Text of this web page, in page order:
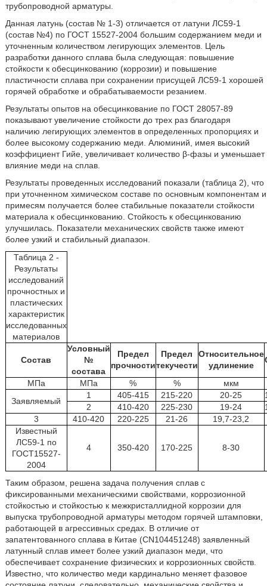
трубопроводной арматуры.
Данная латунь (состав № 1-3) отличается от латуни ЛС59-1
(состав №4) по ГОСТ 15527-2004 большим содержанием меди и
уточненным количеством легирующих элементов. Цель
разработки данного сплава была следующая: повышение
стойкости к обесцинкованию (коррозии) и повышение
пластичности сплава при сохранении присущей ЛС59-1 хорошей
горячей обработке и обрабатываемости резанием.
Результаты опытов на обесцинкование по ГОСТ 28057-89
показывают увеличение стойкости до трех раз благодаря
наличию легирующих элементов в определенных пропорциях и
более высокому содержанию меди. Алюминий, имея высокий
коэффициент Гийе, увеличивает количество β-фазы и уменьшает
влияние меди на сплав.
Результаты проведенных исследований показали (таблица 2), что
при уточненном химическом составе по основным компонентам и
примесям получается более стабильные показатели стойкости
материала к обесцинкованию. Стойкость к обесцинкованию
улучшилась. Показатели механических свойств также имеют
более узкий и стабильный диапазон.
Таблица 2 -
Результаты
исследований
прочностных и
пластических
характеристик
исследованных
материалов
Состав
Условный
№
состава
Предел
прочности
Предел
текучести
Относительное
удлинение
МПа МПа % %
мкм
Заявляемый
1 405-415 215-220 20-25
2
410-420 225-230 19-24
3
410-420 220-225 21-26 19,7-23,2
Известный
ЛС59-1 по
ГОСТ15527-
2004
4 350-420 170-225 8-30
Таким образом, решена задача получения сплав с
фиксированными механическими свойствами, коррозионной
стойкостью и стойкостью к межкристаллидной коррозии для
выпуска трубопроводной арматуры методом горячей штамповки,
работающей в агрессивных средах. В отличие от
запатентованного сплава в Китае (CN104451248) заявленный
латунный сплав имеет более узкий диапазон меди, что
обеспечивает сохранение физических и коррозионных свойств.
Известно, что количество меди кардинально меняет фазовое